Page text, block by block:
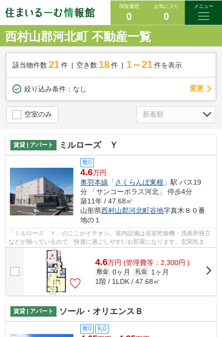
閲覧履歴
0
お気に入り
0
メニュー
西村山郡河北町 不動産一覧
該当物件数 21件 空き数 18 件 1～21 件を表示
絞り込み条件： なし 変更
空室のみ
賃貸 | アパート ミルローズ Ｙ
敷0
4.6万円
奥羽本線 「さくらんぼ東根 」駅 バス19
分 「サンコーポラス河北」 停歩4分
築11年 / 47.68㎡
山形県西村山郡河北町谷地字真木８０番
地の１
「ミルローズ Ｙ」のここがイチオシ。室内設備は浴室乾燥機・洗面所独立
などが揃っているので、快適に過ごしやすいお部屋になります。玄関先まで
覗き穴を覗きに行かなくてもインター...
4.6万円 (管理費等：2,300円 )
敷金 0ヶ月 礼金
1ヶ月
1階 / 1LDK / 47.68㎡
賃貸 | アパート ソール・オリエンスＢ
敷0 礼0